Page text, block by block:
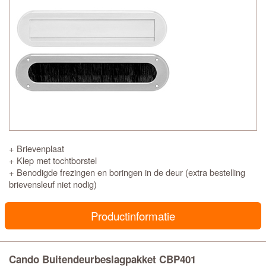
+ Brievenplaat
+ Klep met tochtborstel
+ Benodigde frezingen en boringen in de deur (extra bestelling
brievensleuf niet nodig)
Productinformatie
Cando Buitendeurbeslagpakket CBP401